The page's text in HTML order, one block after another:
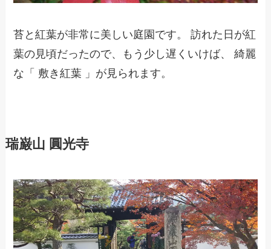
苔と紅葉が非常に美しい庭園です。 訪れた日が紅
葉の見頃だったので、もう少し遅くいけば、 綺麗
な「 敷き紅葉 」が見られます。
瑞巌山 圓光寺